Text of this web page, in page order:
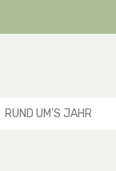
RUND UM'S JAHR